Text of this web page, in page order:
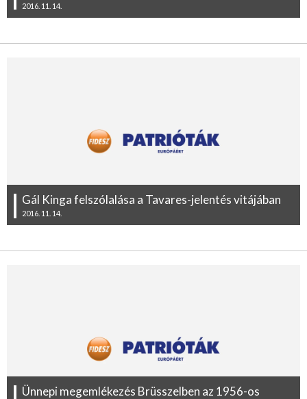
2016. 11. 14.
Gál Kinga felszólalása a Tavares-jelentés vitájában
2016. 11. 14.
Ünnepi megemlékezés Brüsszelben az 1956-os